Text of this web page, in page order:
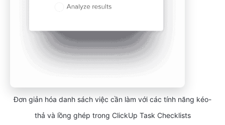
Đơn giản hóa danh sách việc cần làm với các tính năng kéo-
thả và lồng ghép trong ClickUp Task Checklists